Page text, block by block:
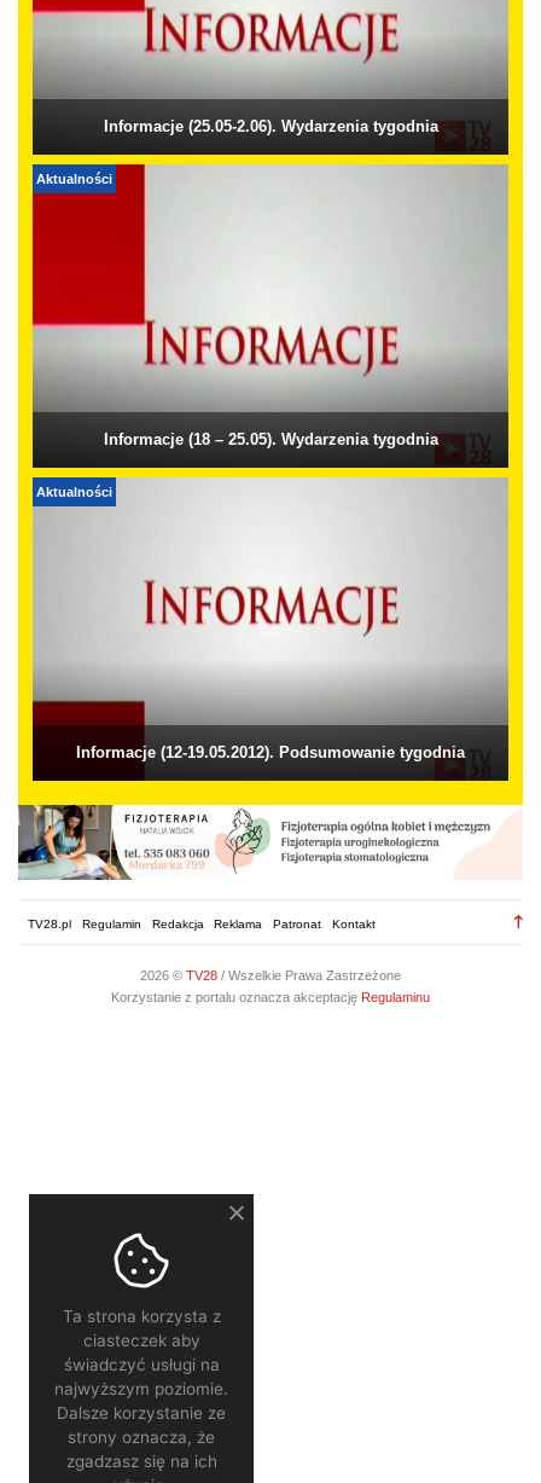
Informacje (25.05-2.06). Wydarzenia tygodnia
Aktualności
Informacje (18 – 25.05). Wydarzenia tygodnia
Aktualności
Informacje (12-19.05.2012). Podsumowanie tygodnia
TV28.pl Regulamin Redakcja Reklama Patronat Kontakt
2026 © TV28 / Wszelkie Prawa Zastrzeżone
Korzystanie z portalu oznacza akceptację Regulaminu
Ta strona korzysta z
ciasteczek aby
świadczyć usługi na
najwyższym poziomie.
Dalsze korzystanie ze
strony oznacza, że
zgadzasz się na ich